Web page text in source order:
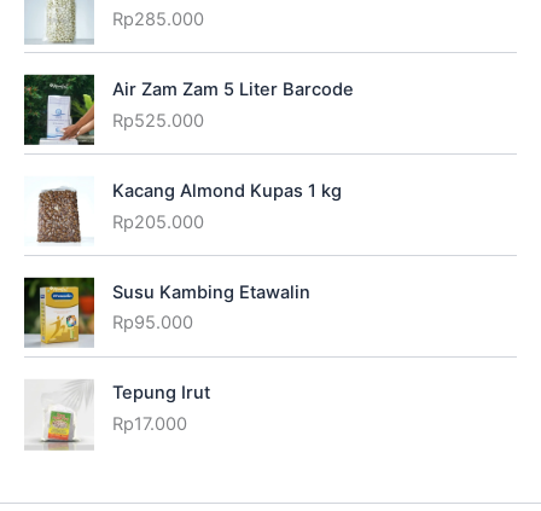
Rp285.000
Air Zam Zam 5 Liter Barcode
Rp525.000
Kacang Almond Kupas 1 kg
Rp205.000
Susu Kambing Etawalin
Rp95.000
Tepung Irut
Rp17.000